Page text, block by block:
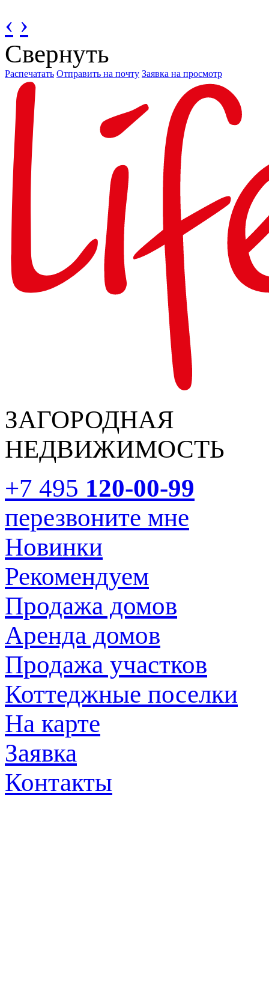
‹ ›
Свернуть
Распечатать Отправить на почту Заявка на просмотр
ЗАГОРОДНАЯ
НЕДВИЖИМОСТЬ
+7 495 120-00-99
перезвоните мне
Новинки
Рекомендуем
Продажа домов
Аренда домов
Продажа участков
Коттеджные поселки
На карте
Заявка
Контакты